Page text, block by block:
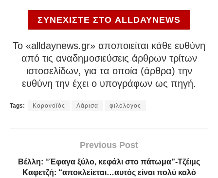
ΣΥΝΕΧΙΣΤΕ ΣΤΟ ALLDAYNEWS
To «alldaynews.gr» αποποιείται κάθε ευθύνη
από τις αναδημοσιεύσεις άρθρων τρίτων
ιστοσελίδων, για τα οποία (άρθρα) την
ευθύνη την έχει ο υπογράφων ως πηγή.
Tags: Κορονοϊός Λάρισα φιλόλογος
Previous Post
Βέλλη: “Έφαγα ξύλο, κεφάλι στο πάτωμα”-Τζέιμς
Καφετζή: “αποκλείεται…αυτός είναι πολύ καλό